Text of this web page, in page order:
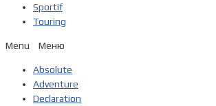
Sportif
Touring
Menu
Absolute
Adventure
Declaration